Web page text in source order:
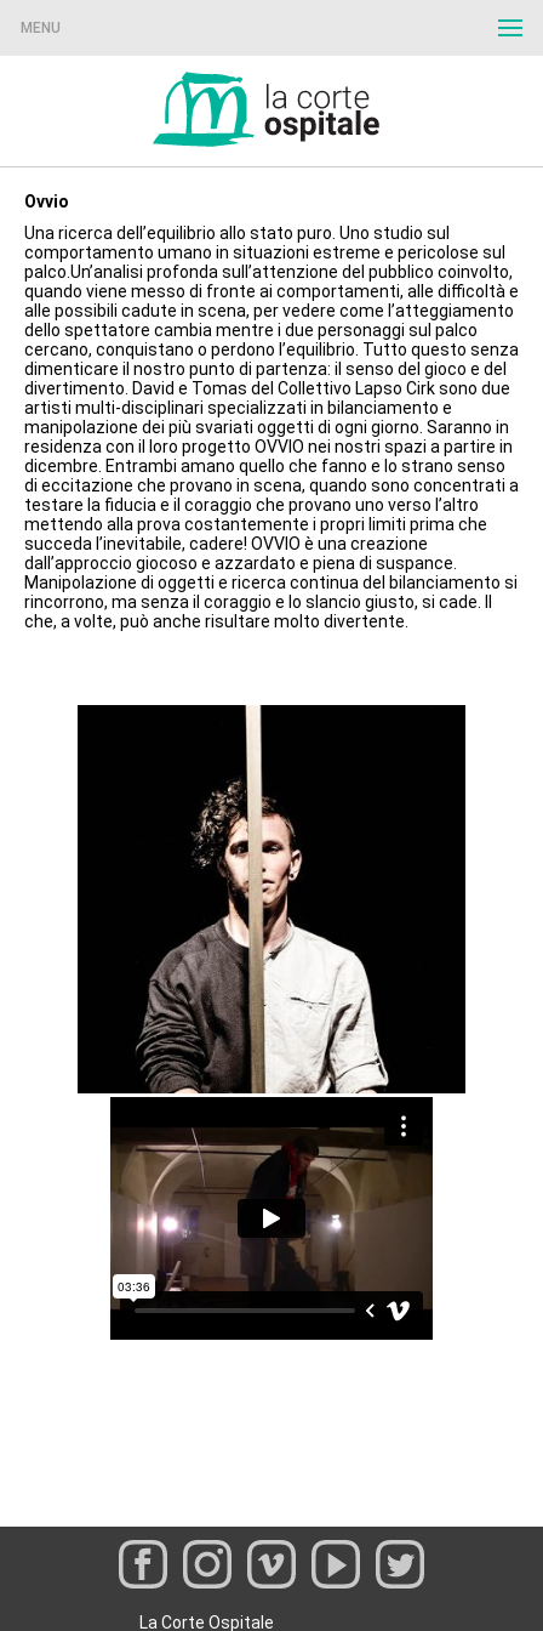
MENU
Ovvio
Una ricerca dell’equilibrio allo stato puro. Uno studio sul
comportamento umano in situazioni estreme e pericolose sul
palco.Un’analisi profonda sull’attenzione del pubblico coinvolto,
quando viene messo di fronte ai comportamenti, alle difficoltà e
alle possibili cadute in scena, per vedere come l’atteggiamento
dello spettatore cambia mentre i due personaggi sul palco
cercano, conquistano o perdono l’equilibrio. Tutto questo senza
dimenticare il nostro punto di partenza: il senso del gioco e del
divertimento. David e Tomas del Collettivo Lapso Cirk sono due
artisti multi-disciplinari specializzati in bilanciamento e
manipolazione dei più svariati oggetti di ogni giorno. Saranno in
residenza con il loro progetto OVVIO nei nostri spazi a partire in
dicembre. Entrambi amano quello che fanno e lo strano senso
di eccitazione che provano in scena, quando sono concentrati a
testare la fiducia e il coraggio che provano uno verso l’altro
mettendo alla prova costantemente i propri limiti prima che
succeda l’inevitabile, cadere! OVVIO è una creazione
dall’approccio giocoso e azzardato e piena di suspance.
Manipolazione di oggetti e ricerca continua del bilanciamento si
rincorrono, ma senza il coraggio e lo slancio giusto, si cade. Il
che, a volte, può anche risultare molto divertente.
La Corte Ospitale